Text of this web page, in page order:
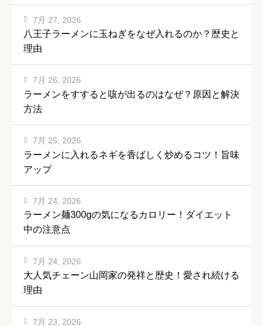
八王子ラーメンに玉ねぎをなぜ入れるのか？歴史と
理由
7月 27, 2026
ラーメンをすすると咳が出るのはなぜ？原因と解決
方法
7月 26, 2026
ラーメンに入れるネギを香ばしく炒めるコツ！旨味
アップ
7月 25, 2026
ラーメン麺300gの気になるカロリー！ダイエット
中の注意点
7月 24, 2026
大人気チェーン山岡家の発祥と歴史！愛され続ける
理由
7月 24, 2026
7月 23, 2026